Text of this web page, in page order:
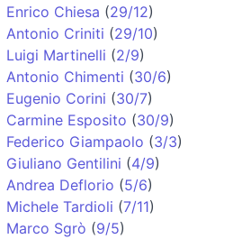
Enrico Chiesa (29/12)
Antonio Criniti (29/10)
Luigi Martinelli (2/9)
Antonio Chimenti (30/6)
Eugenio Corini (30/7)
Carmine Esposito (30/9)
Federico Giampaolo (3/3)
Giuliano Gentilini (4/9)
Andrea Deflorio (5/6)
Michele Tardioli (7/11)
Marco Sgrò (9/5)